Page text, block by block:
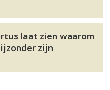
laat zien waarom
zijn